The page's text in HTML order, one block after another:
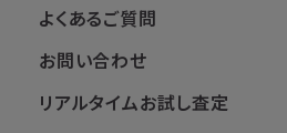
よくあるご質問
お問い合わせ
リアルタイムお試し査定